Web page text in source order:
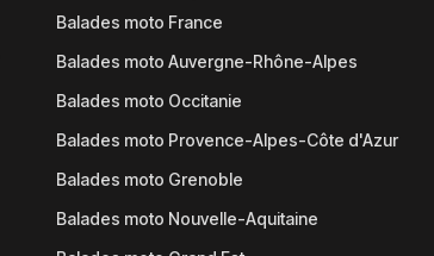
Balades moto France
Balades moto Auvergne-Rhône-Alpes
Balades moto Occitanie
Balades moto Provence-Alpes-Côte d'Azur
Balades moto Grenoble
Balades moto Nouvelle-Aquitaine